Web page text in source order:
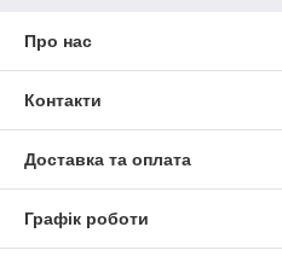
Про нас
Контакти
Доставка та оплата
Графік роботи